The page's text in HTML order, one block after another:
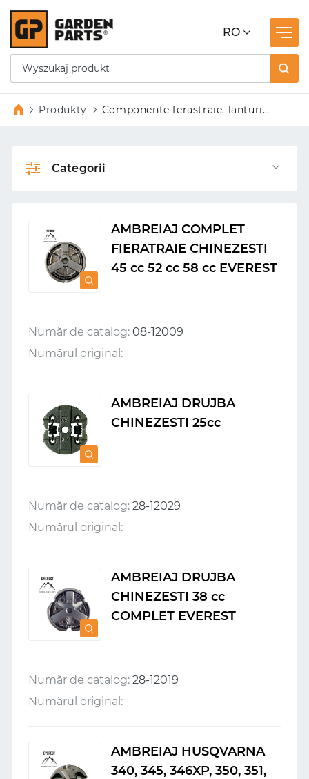
RO
Produkty
Componente ferastraie, lanturi
Categorii
AMBREIAJ COMPLET
FIERATRAIE CHINEZESTI
45 cc 52 cc 58 cc EVEREST
Număr de catalog: 08-12009
Numărul original:
AMBREIAJ DRUJBA
CHINEZESTI 25cc
Număr de catalog: 28-12029
Numărul original:
AMBREIAJ DRUJBA
CHINEZESTI 38 cc
COMPLET EVEREST
Număr de catalog: 28-12019
Numărul original:
AMBREIAJ HUSQVARNA
340, 345, 346XP, 350, 351,